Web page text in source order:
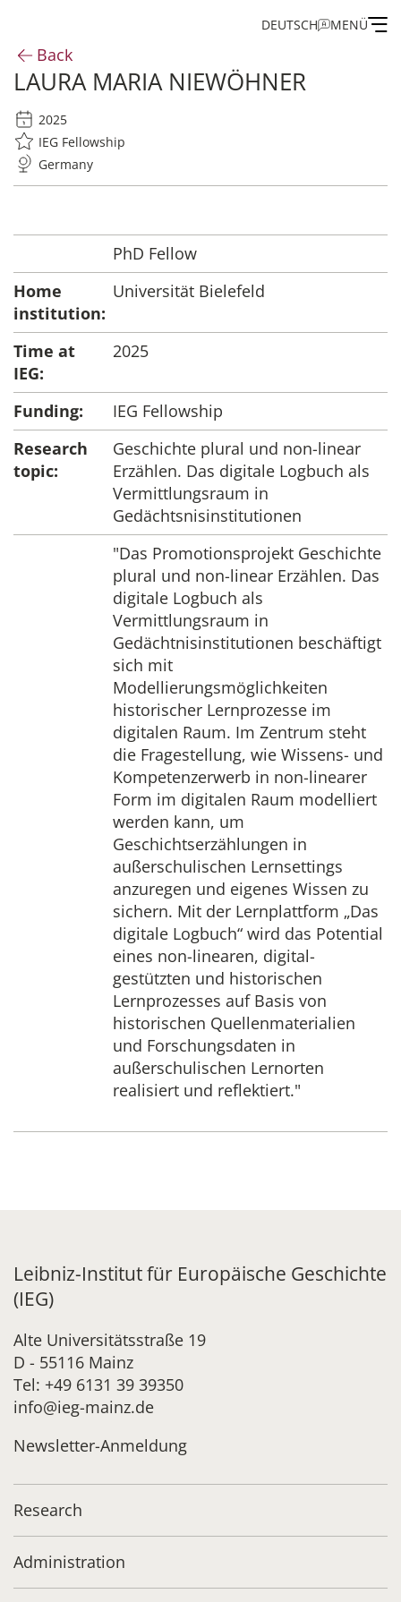
DEUTSCH MENÜ
Institute
Administration
Research
Fellowship and Guest Programme
Publications of the IEG
Back
LAURA MARIA NIEWÖHNER
2025
IEG Fellowship
Germany
PhD Fellow
Home
institution:
Universität Bielefeld
Time at
IEG:
2025
Funding:
IEG Fellowship
Research
topic:
Geschichte plural und non-linear
Erzählen. Das digitale Logbuch als
Vermittlungsraum in
Gedächtsnisinstitutionen
"Das Promotionsprojekt Geschichte
plural und non-linear Erzählen. Das
digitale Logbuch als
Vermittlungsraum in
Gedächtnisinstitutionen beschäftigt
sich mit
Modellierungsmöglichkeiten
historischer Lernprozesse im
digitalen Raum. Im Zentrum steht
die Fragestellung, wie Wissens- und
Kompetenzerwerb in non-linearer
Form im digitalen Raum modelliert
werden kann, um
Geschichtserzählungen in
außerschulischen Lernsettings
anzuregen und eigenes Wissen zu
sichern. Mit der Lernplattform „Das
digitale Logbuch“ wird das Potential
eines non-linearen, digital-
gestützten und historischen
Lernprozesses auf Basis von
historischen Quellenmaterialien
und Forschungsdaten in
außerschulischen Lernorten
realisiert und reflektiert."
Leibniz-Institut für Europäische Geschichte
(IEG)
Alte Universitätsstraße 19
D - 55116 Mainz
Tel: +49 6131 39 39350
info@ieg-mainz.de
Newsletter-Anmeldung
Research
Administration